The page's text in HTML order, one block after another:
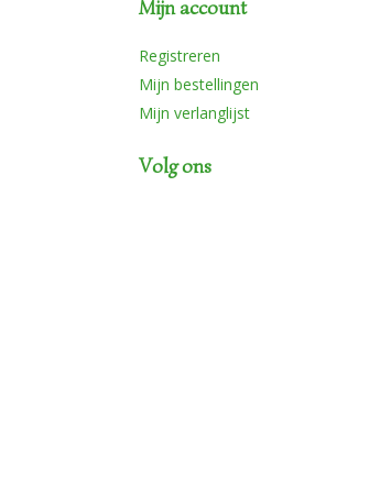
Mijn account
Registreren
Mijn bestellingen
Mijn verlanglijst
Volg ons